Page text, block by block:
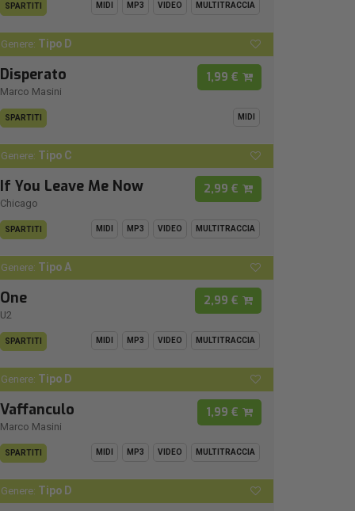
SPARTITI MIDI MP3 VIDEO MULTITRACCIA
Genere: Tipo D
Disperato
Marco Masini
1,99 €
SPARTITI MIDI
Genere: Tipo C
If You Leave Me Now
Chicago
2,99 €
SPARTITI MIDI MP3 VIDEO MULTITRACCIA
Genere: Tipo A
One
U2
2,99 €
SPARTITI MIDI MP3 VIDEO MULTITRACCIA
Genere: Tipo D
Vaffanculo
Marco Masini
1,99 €
SPARTITI MIDI MP3 VIDEO MULTITRACCIA
Genere: Tipo D